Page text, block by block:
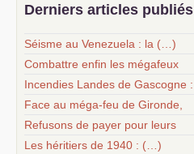
Derniers articles publiés
Séisme au Venezuela : la (…)
Combattre enfin les mégafeux
Incendies Landes de Gascogne :
Face au méga-feu de Gironde,
Refusons de payer pour leurs
Les héritiers de 1940 : (…)